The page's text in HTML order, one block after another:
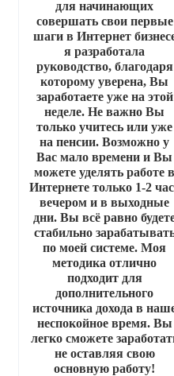
для начинающих
совершать свои первые
шаги в Интернет
я разработала
руководство, благодаря
которому уверена, Вы
заработаете уже на этой
неделе. Не важно Вы
только учитесь или уже
на пенсии. Возможно у
Вас мало времени и Вы
можете уделять работе
Интернете только 1-2
вечером и в выходные
дни. Вы всё равно
стабильно
по моей системе. Моя
методика отлично
подходит для
дополнительного
источника дохода в
неспокойное время. Вы
легко сможете
не оставляя свою
основную работу!